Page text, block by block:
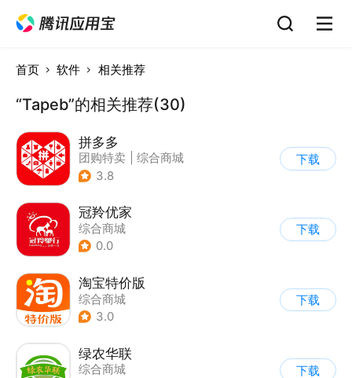
首页 软件 相关推荐
“Tapeb”的相关推荐(30)
拼多多
团购特卖
综合商城
3.8
下载
冠羚优家
综合商城
0.0
下载
淘宝特价版
综合商城
3.0
下载
绿农华联
综合商城
下载